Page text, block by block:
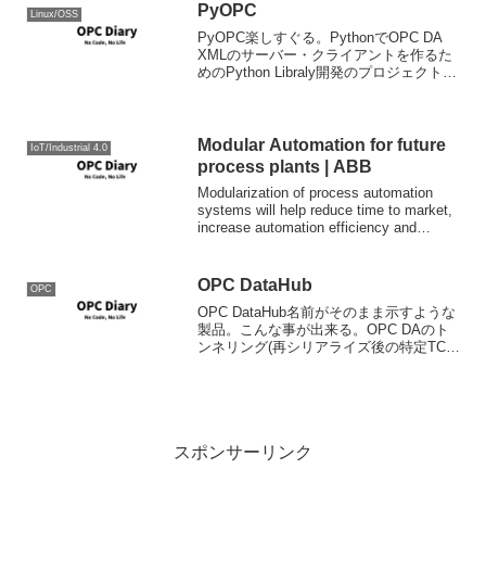
Linux/OSS PyOPC
PyOPC楽しすぐる。PythonでOPC DA
XMLのサーバー・クライアントを作るた
めのPython Libraly開発のプロジェクト。
IoT/Industrial 4.0
Modular Automation for future
process plants | ABB
Modularization of process automation
systems will help reduce time to market,
increase automation efficiency and
OPC OPC DataHub
OPC DataHub名前がそのまま示すような
製品。こんな事が出来る。OPC DAのト
ンネリング(再シリアライズ後の特定TCP
スポンサーリンク